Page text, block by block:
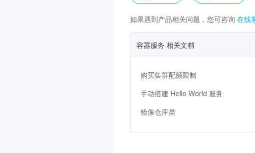
如果遇到产品相关问题，您可咨询 在线
容器服务 相关文档
购买集群配额限制
手动搭建 Hello World 服务
镜像仓库类